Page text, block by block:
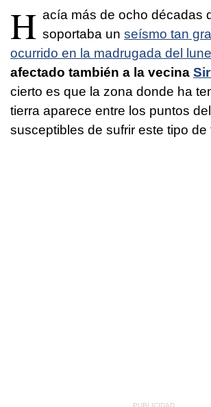
H acía más de ocho décadas
soportaba un seísmo tan
ocurrido en la madrugada del
afectado también a la vecina
cierto es que la zona donde ha
tierra aparece entre los puntos
susceptibles de sufrir este tipo de